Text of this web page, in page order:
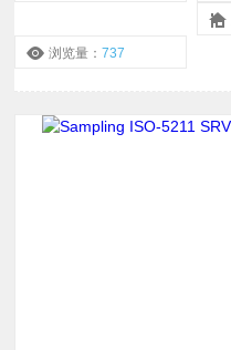
浏览量：737